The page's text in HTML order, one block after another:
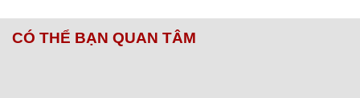
CÓ THỂ BẠN QUAN TÂM